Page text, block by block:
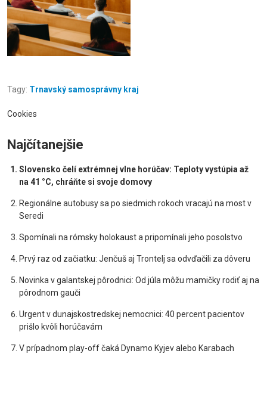
Tagy: Trnavský samosprávny kraj
Cookies
Najčítanejšie
Slovensko čelí extrémnej vlne horúčav: Teploty vystúpia až
na 41 °C, chráňte si svoje domovy
Regionálne autobusy sa po siedmich rokoch vracajú na most v
Seredi
Spomínali na rómsky holokaust a pripomínali jeho posolstvo
Prvý raz od začiatku: Jenčuš aj Trontelj sa odvďačili za dôveru
Novinka v galantskej pôrodnici: Od júla môžu mamičky rodiť aj na
pôrodnom gauči
Urgent v dunajskostredskej nemocnici: 40 percent pacientov
prišlo kvôli horúčavám
V prípadnom play-off čaká Dynamo Kyjev alebo Karabach